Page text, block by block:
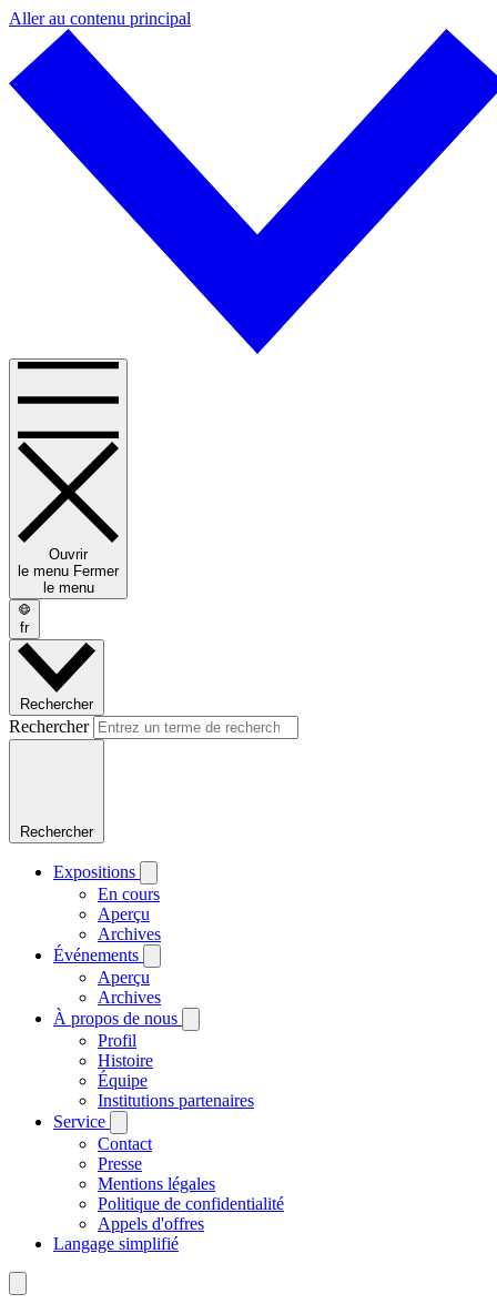
Aller au contenu principal
Ouvrir
le menu Fermer
le menu
fr
Rechercher
Rechercher
Rechercher
Expositions
En cours
Aperçu
Archives
Événements
Aperçu
Archives
À propos de nous
Profil
Histoire
Équipe
Institutions partenaires
Service
Contact
Presse
Mentions légales
Politique de confidentialité
Appels d'offres
Langage simplifié